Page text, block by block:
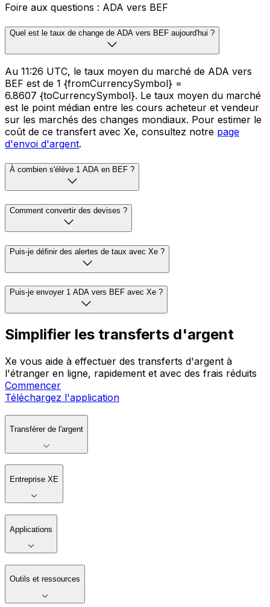
Foire aux questions : ADA vers BEF
Quel est le taux de change de ADA vers BEF aujourd'hui ?
Au 11:26 UTC, le taux moyen du marché de ADA vers
BEF est de 1 {fromCurrencySymbol} =
6.8607 {toCurrencySymbol}. Le taux moyen du marché
est le point médian entre les cours acheteur et vendeur
sur les marchés des changes mondiaux. Pour estimer le
coût de ce transfert avec Xe, consultez notre page
d'envoi d'argent.
À combien s'élève 1 ADA en BEF ?
Comment convertir des devises ?
Puis-je définir des alertes de taux avec Xe ?
Puis-je envoyer 1 ADA vers BEF avec Xe ?
Simplifier les transferts d'argent
Xe vous aide à effectuer des transferts d'argent à
l'étranger en ligne, rapidement et avec des frais réduits
Commencer
Téléchargez l'application
Transférer de l'argent
Entreprise XE
Applications
Outils et ressources